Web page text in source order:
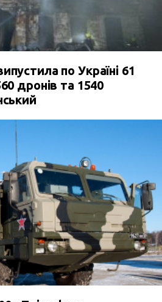
по Україні 61
дронів та 1540